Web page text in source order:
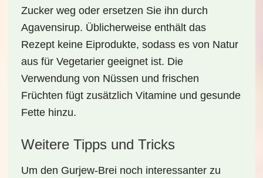
Zucker weg oder ersetzen Sie ihn durch
Agavensirup. Üblicherweise enthält das
Rezept keine Eiprodukte, sodass es von Natur
aus für Vegetarier geeignet ist. Die
Verwendung von Nüssen und frischen
Früchten fügt zusätzlich Vitamine und gesunde
Fette hinzu.
Weitere Tipps und Tricks
Um den Gurjew-Brei noch interessanter zu